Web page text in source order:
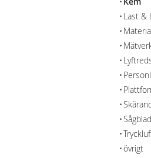
Last &
övrigt